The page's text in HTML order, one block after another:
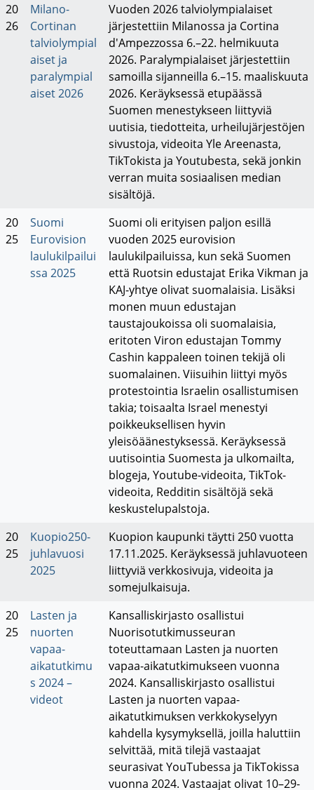
20
26
Milano-
Cortinan
talviolympial
aiset ja
paralympial
aiset 2026
Vuoden 2026 talviolympialaiset
järjestettiin Milanossa ja Cortina
d'Ampezzossa 6.–22. helmikuuta
2026. Paralympialaiset järjestettiin
samoilla sijanneilla 6.–15. maaliskuuta
2026. Keräyksessä etupäässä
Suomen menestykseen liittyviä
uutisia, tiedotteita, urheilujärjestöjen
sivustoja, videoita Yle Areenasta,
TikTokista ja Youtubesta, sekä jonkin
verran muita sosiaalisen median
sisältöjä.
20
25
Suomi
Eurovision
laulukilpailui
ssa 2025
Suomi oli erityisen paljon esillä
vuoden 2025 eurovision
laulukilpailuissa, kun sekä Suomen
että Ruotsin edustajat Erika Vikman ja
KAJ-yhtye olivat suomalaisia. Lisäksi
monen muun edustajan
taustajoukoissa oli suomalaisia,
eritoten Viron edustajan Tommy
Cashin kappaleen toinen tekijä oli
suomalainen. Viisuihin liittyi myös
protestointia Israelin osallistumisen
takia; toisaalta Israel menestyi
poikkeuksellisen hyvin
yleisöäänestyksessä. Keräyksessä
uutisointia Suomesta ja ulkomailta,
blogeja, Youtube-videoita, TikTok-
videoita, Redditin sisältöjä sekä
keskustelupalstoja.
20
25
Kuopio250-
juhlavuosi
2025
Kuopion kaupunki täytti 250 vuotta
17.11.2025. Keräyksessä juhlavuoteen
liittyviä verkkosivuja, videoita ja
somejulkaisuja.
20
25
Lasten ja
nuorten
vapaa-
aikatutkimu
s 2024 –
videot
Kansalliskirjasto osallistui
Nuorisotutkimusseuran
toteuttamaan Lasten ja nuorten
vapaa-aikatutkimukseen vuonna
2024. Kansalliskirjasto osallistui
Lasten ja nuorten vapaa-
aikatutkimuksen verkkokyselyyn
kahdella kysymyksellä, joilla haluttiin
selvittää, mitä tilejä vastaajat
seurasivat YouTubessa ja TikTokissa
vuonna 2024. Vastaajat olivat 10–29-